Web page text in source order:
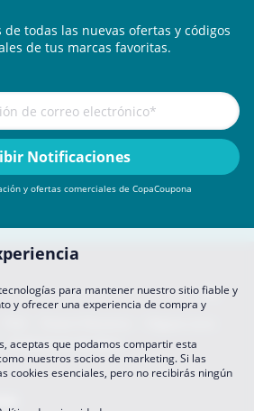
de todas las nuevas ofertas y códigos
de tus marcas favoritas.
y ofertas comerciales de CopaCoupona
Preferencias de datos
para mantener nuestro sitio fiable y
y ofrecer una experiencia de compra y
aceptas que podamos compartir esta
nuestros socios de marketing. Si las
cookies esenciales, pero no recibirás ningún